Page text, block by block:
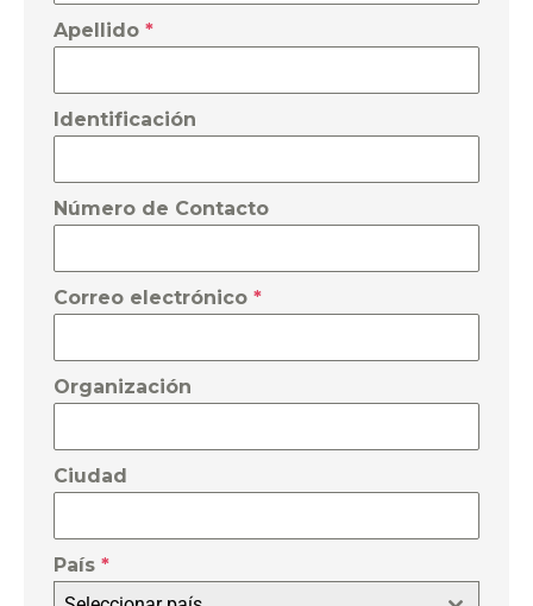
Apellido *
Identificación
Número de Contacto
Correo electrónico *
Organización
Ciudad
País *